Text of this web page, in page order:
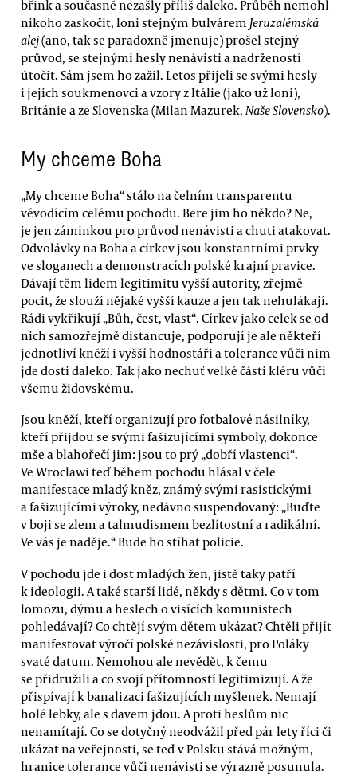
břink a současně nezašly příliš daleko. Průběh nemohl
nikoho zaskočit, loni stejným bulvárem Jeruzalémská
alej(ano, tak se paradoxně jmenuje) prošel stejný
průvod, se stejnými hesly nenávisti a nadržeností
útočit. Sám jsem ho zažil. Letos přijeli se svými hesly
i jejich soukmenovci a vzory z Itálie (jako už loni),
Británie a ze Slovenska (Milan Mazurek, Naše Slovensko).
My chceme Boha
„My chceme Boha“ stálo na čelním transparentu
vévodícím celému pochodu. Bere jim ho někdo? Ne,
je jen záminkou pro průvod nenávisti a chuti atakovat.
Odvolávky na Boha a církev jsou konstantními prvky
ve sloganech a demonstracích polské krajní pravice.
Dávají těm lidem legitimitu vyšší autority, zřejmě
pocit, že slouží nějaké vyšší kauze a jen tak nehulákají.
Rádi vykřikují „Bůh, čest, vlast“. Církev jako celek se od
nich samozřejmě distancuje, podporují je ale někteří
jednotliví kněží i vyšší hodnostáři a tolerance vůči nim
jde dosti daleko. Tak jako nechuť velké části kléru vůči
všemu židovskému.
Jsou kněží, kteří organizují pro fotbalové násilníky,
kteří přijdou se svými fašizujícími symboly, dokonce
mše a blahořečí jim: jsou to prý „dobří vlastenci“.
Ve Wroclawi teď během pochodu hlásal v čele
manifestace mladý kněz, známý svými rasistickými
a fašizujícími výroky, nedávno suspendovaný: „Buďte
v boji se zlem a talmudismem bezlítostní a radikální.
Ve vás je naděje.“ Bude ho stíhat policie.
V pochodu jde i dost mladých žen, jistě taky patří
k ideologii. A také starší lidé, někdy s dětmi. Co v tom
lomozu, dýmu a heslech o visících komunistech
pohledávají? Co chtějí svým dětem ukázat? Chtěli přijít
manifestovat výročí polské nezávislosti, pro Poláky
svaté datum. Nemohou ale nevědět, k čemu
se přidružili a co svojí přítomností legitimizují. A že
přispívají k banalizaci fašizujících myšlenek. Nemají
holé lebky, ale s davem jdou. A proti heslům nic
nenamítají. Co se dotyčný neodvážil před pár lety říci či
ukázat na veřejnosti, se teď v Polsku stává možným,
hranice tolerance vůči nenávisti se výrazně posunula.